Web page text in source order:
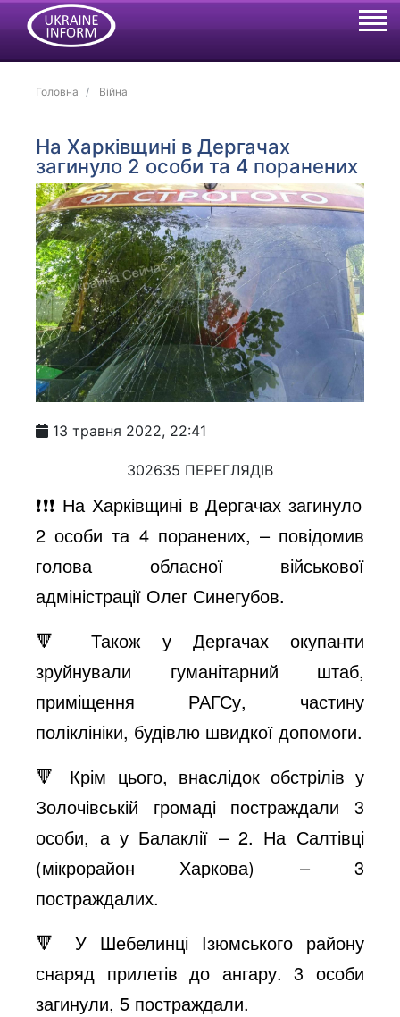
Головна Війна
На Харківщині в Дергачах
загинуло 2 особи та 4 поранених
13 травня 2022, 22:41
302635 ПЕРЕГЛЯДІВ
❗️❗️❗️ На Харківщині в Дергачах загинуло
2 особи та 4 поранених, – повідомив
голова обласної військової
адміністрації Олег Синегубов.
🔻 Також у Дергачах окупанти
зруйнували гуманітарний штаб,
приміщення РАГСу, частину
поліклініки, будівлю швидкої допомоги.
🔻 Крім цього, внаслідок обстрілів у
Золочівській громаді постраждали 3
особи, а у Балаклії – 2. На Салтівці
(мікрорайон Харкова) – 3
постраждалих.
🔻 У Шебелинці Ізюмського району
снаряд прилетів до ангару. 3 особи
загинули, 5 постраждали.